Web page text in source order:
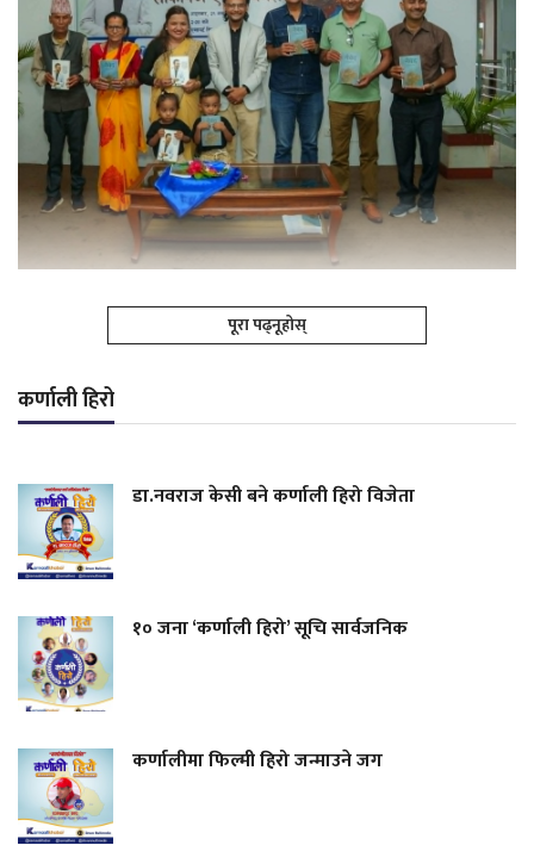
पूरा पढ्नूहोस्
कर्णाली हिरो
डा.नवराज केसी बने कर्णाली हिरो विजेता
१० जना ‘कर्णाली हिरो’ सूचि सार्वजनिक
कर्णालीमा फिल्मी हिरो जन्माउने जग